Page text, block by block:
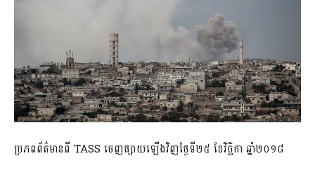
ប្រភពព័ត៌មានពី TASS ចេញផ្សាយឡើងវិញថ្ងៃទី២៥ ខែវិច្ឆិកា ឆ្នាំ២០១៨